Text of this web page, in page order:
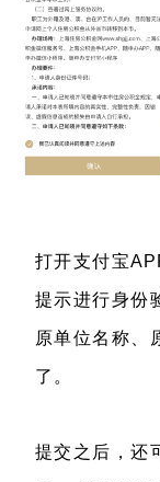
打开支付宝
提示进行身份
原单位名称、
了。
提交之后，还